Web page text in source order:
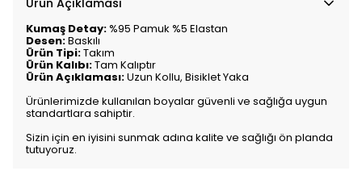
Kumaş Detay:%95 Pamuk %5 Elastan
Desen:Baskılı
Ürün Tipi:Takım
Ürün Kalıbı:Tam Kalıptır
Ürün Açıklaması:Uzun Kollu, Bisiklet Yaka
Ürünlerimizde kullanılan boyalar güvenli ve sağlığa uygun
standartlara sahiptir.
Sizin için en iyisini sunmak adına kalite ve sağlığı ön planda
tutuyoruz.